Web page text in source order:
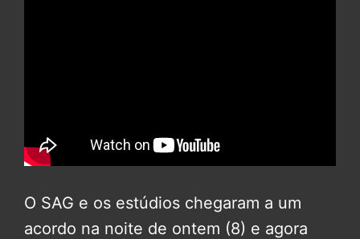
O SAG e os estúdios chegaram a um
acordo na noite de ontem (8) e agora